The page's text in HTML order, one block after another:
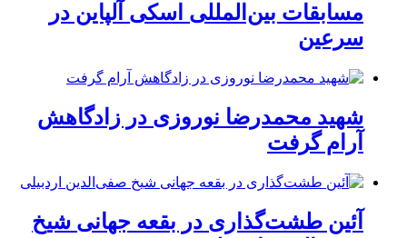
مسابقات بین‌المللی اسکی آلپاین در
سرعین
شهید محمدرضا نوروزی در زادگاهش
آرام گرفت
آئین طشت‌گذاری در بقعه جهانی شیخ